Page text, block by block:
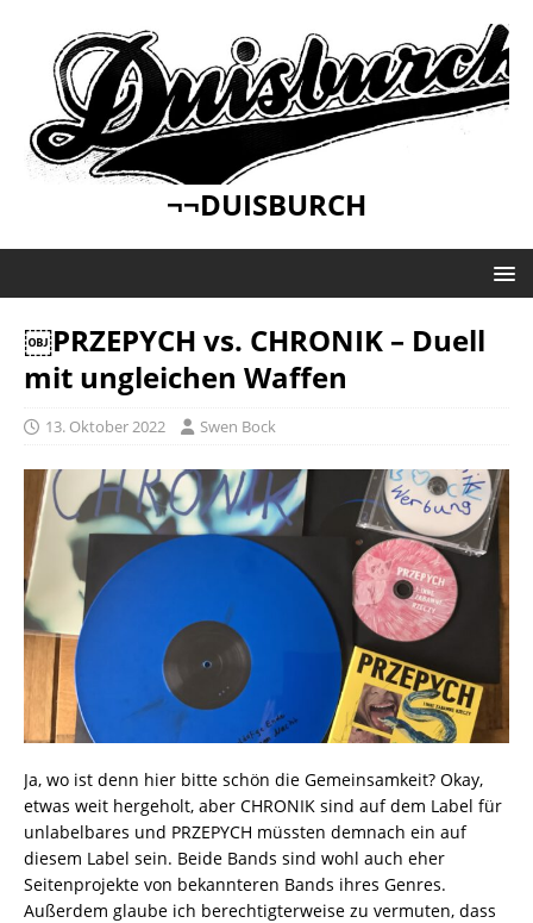
¬¬DUISBURCH
￼PRZEPYCH vs. CHRONIK – Duell
mit ungleichen Waffen
13. Oktober 2022 Swen Bock
Ja, wo ist denn hier bitte schön die Gemeinsamkeit? Okay,
etwas weit hergeholt, aber CHRONIK sind auf dem Label für
unlabelbares und PRZEPYCH müssten demnach ein auf
diesem Label sein. Beide Bands sind wohl auch eher
Seitenprojekte von bekannteren Bands ihres Genres.
Außerdem glaube ich berechtigterweise zu vermuten, dass